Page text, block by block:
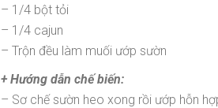
– 1/4 bột tỏi
– 1/4 cajun
– Trộn đều làm muối ướp sườn
+ Hướng dẫn chế biến:
– Sơ chế sườn heo xong rồi ướp hỗn